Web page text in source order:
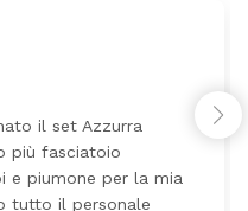
Azzurra
per la mia
personale